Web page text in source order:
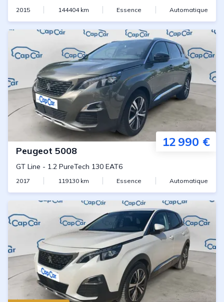
2015 144404km Essence Automatique
12 990 €
Peugeot 5008
GT Line - 1.2 PureTech 130 EAT6
2017 119130km Essence Automatique